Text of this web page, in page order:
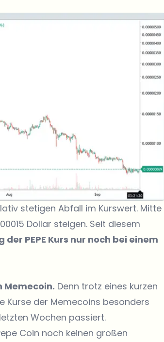
stetigen Abfall im Kurswert. Mitte
Dollar steigen. Seit diesem
der PEPE Kurs nur noch bei einem
Memecoin. Denn trotz eines kurzen
Kurse der Memecoins besonders
Wochen passiert.
Coin noch keinen großen